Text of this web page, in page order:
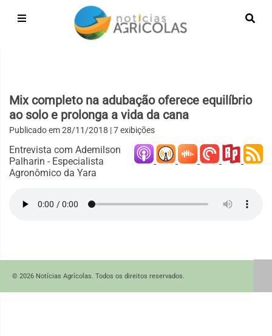
Mix completo na adubação oferece equilíbrio
ao solo e prolonga a vida da cana
Publicado em28/11/2018 | 7 exibições
Entrevista com Ademilson
Palharin - Especialista
Agronômico da Yara
© 2026 Notícias Agrícolas. Todos os direitos reservados.